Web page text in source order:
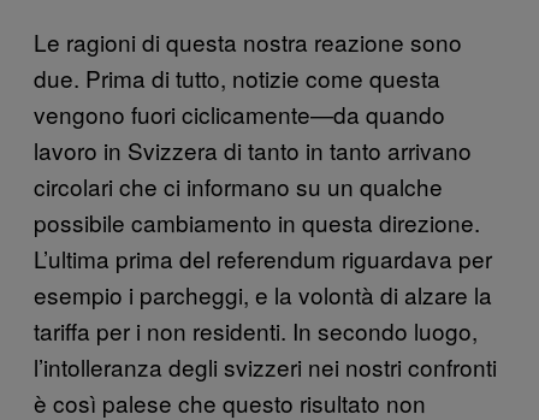
Le ragioni di questa nostra reazione sono
due. Prima di tutto, notizie come questa
vengono fuori ciclicamente—da quando
lavoro in Svizzera di tanto in tanto arrivano
circolari che ci informano su un qualche
possibile cambiamento in questa direzione.
L’ultima prima del referendum riguardava per
esempio i parcheggi, e la volontà di alzare la
tariffa per i non residenti. In secondo luogo,
l’intolleranza degli svizzeri nei nostri confronti
è così palese che questo risultato non